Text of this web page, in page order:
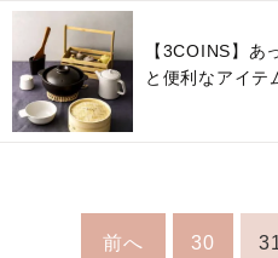
【3COINS】あ
と便利なアイテ
前へ 30